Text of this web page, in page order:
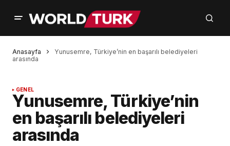
Anasayfa
Yunusemre, Türkiye’nin en başarılı belediyeleri
arasında
GENEL
Yunusemre, Türkiye’nin
en başarılı belediyeleri
arasında